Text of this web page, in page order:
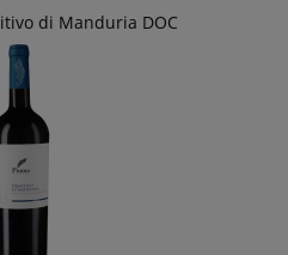
di Manduria DOC